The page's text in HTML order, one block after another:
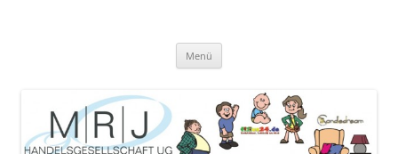
angebotene Produkte
Menü